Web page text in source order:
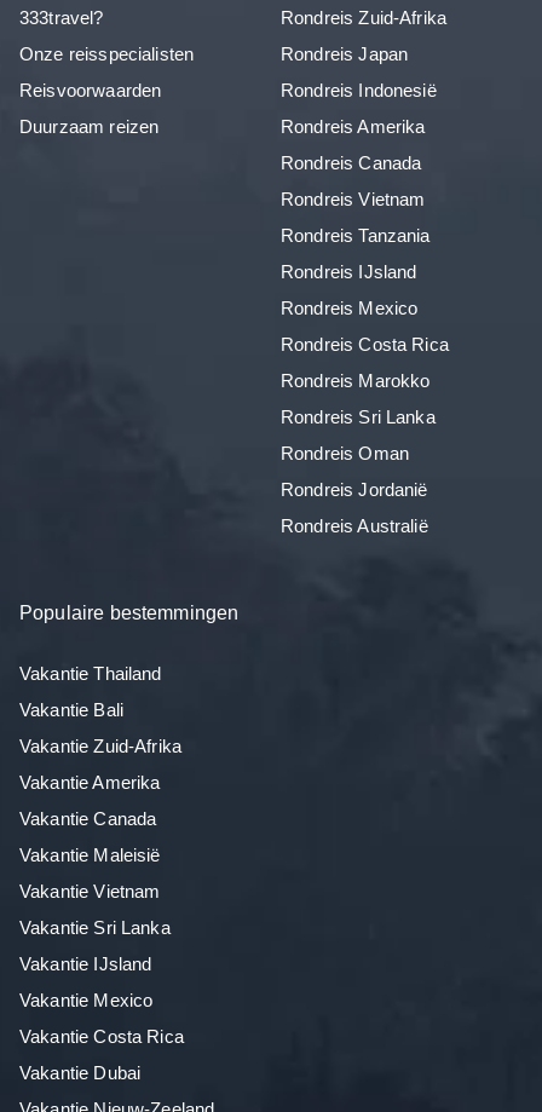
333travel?
Onze reisspecialisten
Reisvoorwaarden
Duurzaam reizen
Rondreis Zuid-Afrika
Rondreis Japan
Rondreis Indonesië
Rondreis Amerika
Rondreis Canada
Rondreis Vietnam
Rondreis Tanzania
Rondreis IJsland
Rondreis Mexico
Rondreis Costa Rica
Rondreis Marokko
Rondreis Sri Lanka
Rondreis Oman
Rondreis Jordanië
Rondreis Australië
Populaire bestemmingen
Vakantie Thailand
Vakantie Bali
Vakantie Zuid-Afrika
Vakantie Amerika
Vakantie Canada
Vakantie Maleisië
Vakantie Vietnam
Vakantie Sri Lanka
Vakantie IJsland
Vakantie Mexico
Vakantie Costa Rica
Vakantie Dubai